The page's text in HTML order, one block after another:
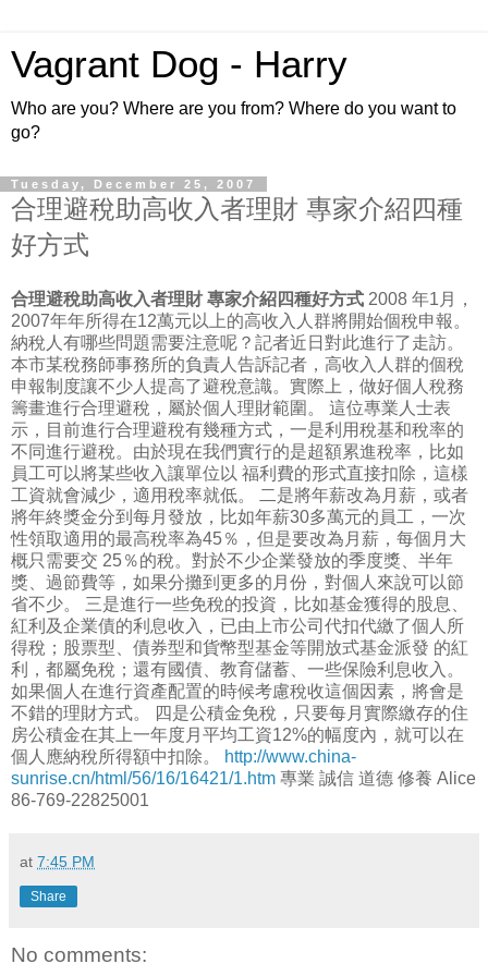
Vagrant Dog - Harry
Who are you? Where are you from? Where do you want to
go?
Tuesday, December 25, 2007
合理避稅助高收入者理財 專家介紹四種
好方式
合理避稅助高收入者理財 專家介紹四種好方式 2008 年1月，
2007年年所得在12萬元以上的高收入人群將開始個稅申報。
納稅人有哪些問題需要注意呢？記者近日對此進行了走訪。
本市某稅務師事務所的負責人告訴記者，高收入人群的個稅
申報制度讓不少人提高了避稅意識。實際上，做好個人稅務
籌畫進行合理避稅，屬於個人理財範圍。 這位專業人士表
示，目前進行合理避稅有幾種方式，一是利用稅基和稅率的
不同進行避稅。由於現在我們實行的是超額累進稅率，比如
員工可以將某些收入讓單位以 福利費的形式直接扣除，這樣
工資就會減少，適用稅率就低。 二是將年薪改為月薪，或者
將年終獎金分到每月發放，比如年薪30多萬元的員工，一次
性領取適用的最高稅率為45％，但是要改為月薪，每個月大
概只需要交 25％的稅。對於不少企業發放的季度獎、半年
獎、過節費等，如果分攤到更多的月份，對個人來說可以節
省不少。 三是進行一些免稅的投資，比如基金獲得的股息、
紅利及企業債的利息收入，已由上市公司代扣代繳了個人所
得稅；股票型、債券型和貨幣型基金等開放式基金派發 的紅
利，都屬免稅；還有國債、教育儲蓄、一些保險利息收入。
如果個人在進行資產配置的時候考慮稅收這個因素，將會是
不錯的理財方式。 四是公積金免稅，只要每月實際繳存的住
房公積金在其上一年度月平均工資12%的幅度內，就可以在
個人應納稅所得額中扣除。
http://www.china-
sunrise.cn/html/56/16/16421/1.htm 專業 誠信 道德 修養 Alice
86-769-22825001
at 7:45 PM
Share
No comments: